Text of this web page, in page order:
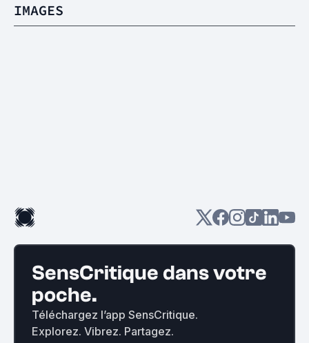
IMAGES
SensCritique dans votre
poche.
Téléchargez l’app SensCritique.
Explorez. Vibrez. Partagez.